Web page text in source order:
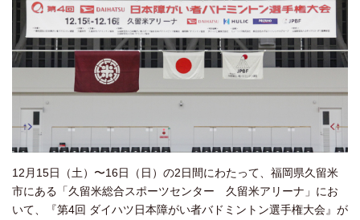
12月15日（土）〜16日（日）の2日間にわたって、福岡県久留米
市にある「久留米総合スポーツセンター 久留米アリーナ」にお
いて、『第4回 ダイハツ日本障がい者バドミントン選手権大会』が